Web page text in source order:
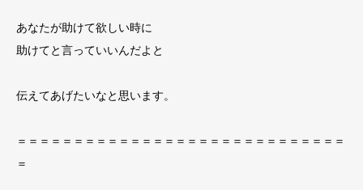
あなたが助けて欲しい時に
助けてと言っていいんだよと
伝えてあげたいなと思います。
＝＝＝＝＝＝＝＝＝＝＝＝＝＝＝＝＝＝＝＝＝＝＝＝＝＝＝＝＝
＝